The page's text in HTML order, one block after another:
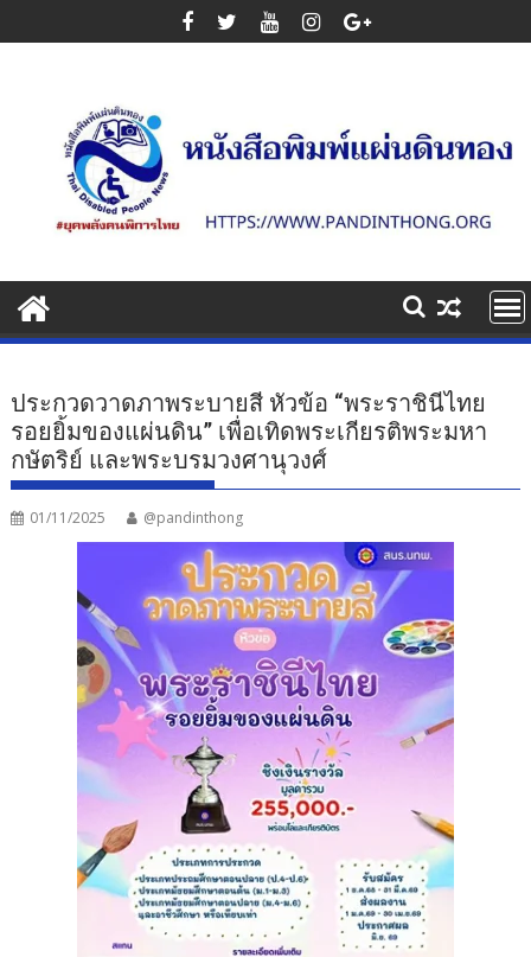
to
ประกวดวาดภาพระบายสี หัวข้อ “พระราชินีไทย
รอยยิ้มของแผ่นดิน” เพื่อเทิดพระเกียรติพระมหา
กษัตริย์ และพระบรมวงศานุวงศ์
01/11/2025 @pandinthong